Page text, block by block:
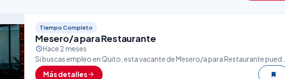
Tiempo Completo
Mesero/a para Restaurante
Hace 2 meses
Si buscas empleo en Quito, esta vacante de Mesero/a para Restaurante puede
ser una excelente oportunidad. El sector gastronómico es uno de los que…
Más detalles